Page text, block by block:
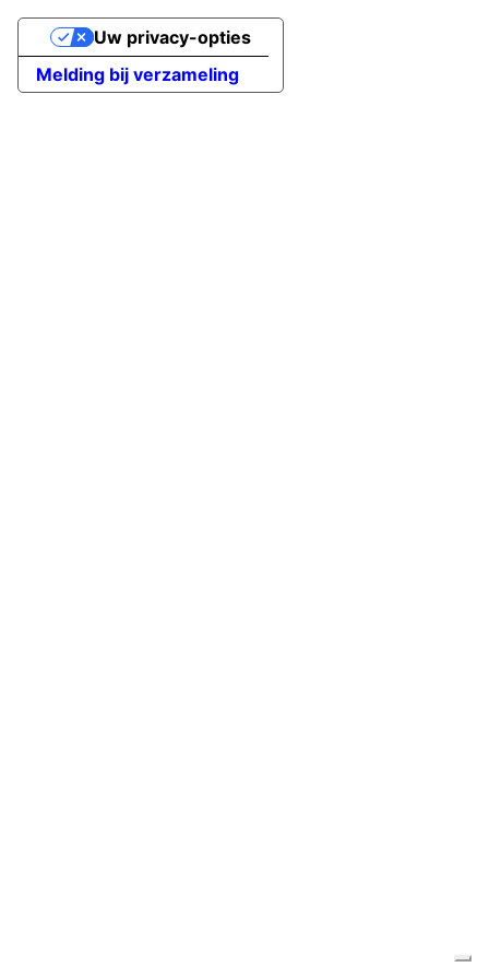
Melding bij verzameling
Uw privacy-opties